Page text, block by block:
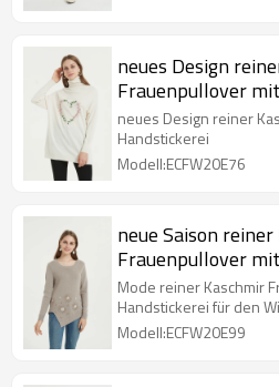
neues Design
Frauenpullover
neues Design reiner
Handstickerei
Modell:ECFW20E76
neue Saison
Frauenpullover
Mode reiner Kaschmir
Handstickerei für den
Modell:ECFW20E99